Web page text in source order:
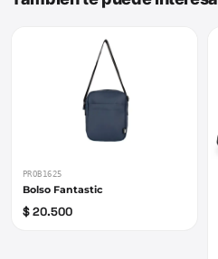
PROB1625
Bolso Fantastic
$ 20.500